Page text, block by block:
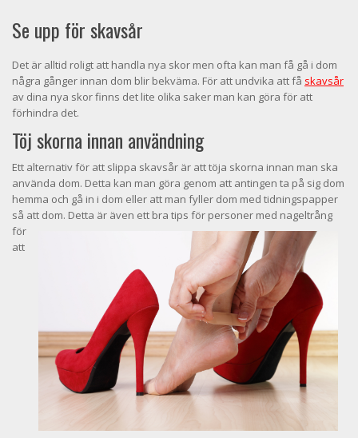
Se upp för skavsår
Det är alltid roligt att handla nya skor men ofta kan man få gå i dom
några gånger innan dom blir bekväma. För att undvika att få skavsår
av dina nya skor finns det lite olika saker man kan göra för att
förhindra det.
Töj skorna innan användning
Ett alternativ för att slippa skavsår är att töja skorna innan man ska
använda dom. Detta kan man göra genom att antingen ta på sig dom
hemma och gå in i dom eller att man fyller dom med tidningspapper
så att dom. Detta är även ett bra tips för personer med nageltrång
för
att